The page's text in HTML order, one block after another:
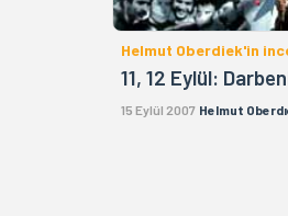
Helmut Oberdiek'in
11, 12 Eylül:
15 Eylül 2007 Helmut